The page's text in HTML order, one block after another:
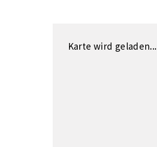
Karte wird geladen...